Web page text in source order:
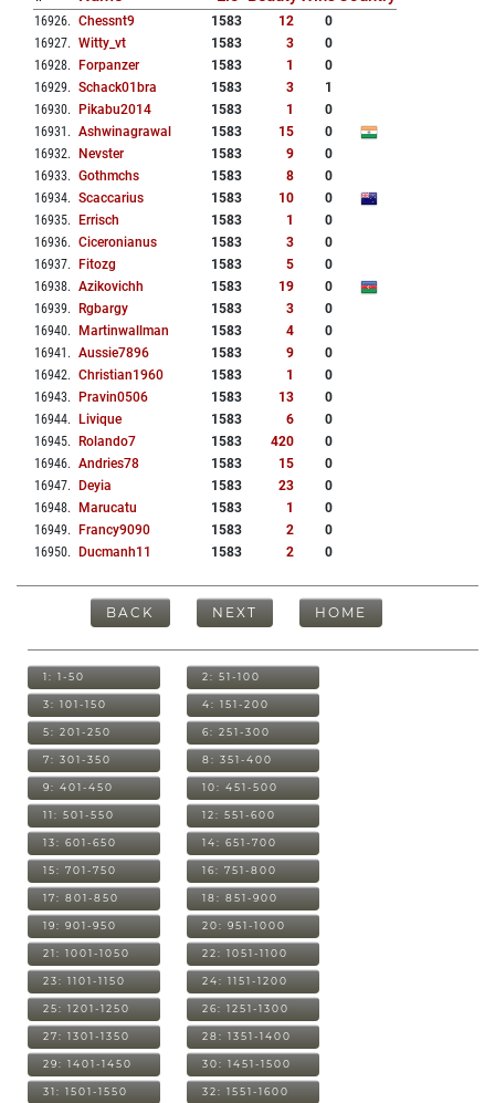
16926. Chessnt9 1583 12
0
16927. Witty_vt 1583 3
0
16928. Forpanzer 1583 1
0
16929. Schack01bra 1583 3
1
16930. Pikabu2014 1583 1
0
16931 . Ashwinagrawal 1583 15
0
16932. Nevster 1583 9
0
16933. Gothmchs 1583 8
0
16934. Scaccarius 1583 10
0
16935. Errisch 1583 1
0
16936. Ciceronianus 1583 3
0
16937. Fitozg 1583 5
0
16938. Azikovichh 1583 19
0
16939. Rgbargy 1583 3
0
16940. Martinwallman 1583 4
0
16941 . Aussie7896 1583 9
0
16942. Christian1960 1583 1
0
16943. Pravin0506 1583 13
0
16944. Livique 1583 6
0
16945. Rolando7 1583 420
0
16946. Andries78 1583 15
0
16947. Deyia 1583 23
0
16948. Marucatu 1583 1
0
16949. Francy9090 1583 2
0
16950. Ducmanh11 1583 2 0
BACK NEXT HOME
1: 1-50 2: 51-100
3: 101-150 4: 151-200
5: 201-250 6: 251-300
7: 301-350 8: 351-400
9: 401-450 10: 451-500
11: 501-550 12: 551-600
13: 601-650 14: 651-700
15: 701-750 16: 751-800
17: 801-850 18: 851-900
19: 901-950 20: 951-1000
21: 1001-1050 22: 1051-1100
23: 1101-1150 24: 1151-1200
25: 1201-1250 26: 1251-1300
27: 1301-1350 28: 1351-1400
29: 1401-1450 30: 1451-1500
31: 1501-1550 32: 1551-1600